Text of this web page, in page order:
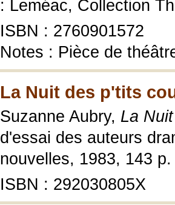
: Leméac, Collection
ISBN : 2760901572
Notes : Pièce de
La Nuit des p'tits
Suzanne Aubry, La
d'essai des auteurs
nouvelles, 1983, 143
ISBN : 292030805X